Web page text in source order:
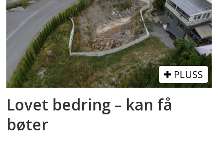
PLUSS
Lovet bedring – kan få
bøter